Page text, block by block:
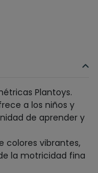
Plantoys.
a los niños y
de aprender y
colores vibrantes,
la motricidad fina